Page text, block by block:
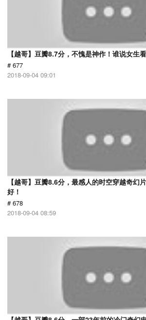
【越哥】豆瓣8.7分，不愧是神作！谁说女生
# 677
2018-09-04 09:01
【越哥】豆瓣8.6分，最感人的时空穿越奇幻
好！
# 678
2018-09-04 08:59